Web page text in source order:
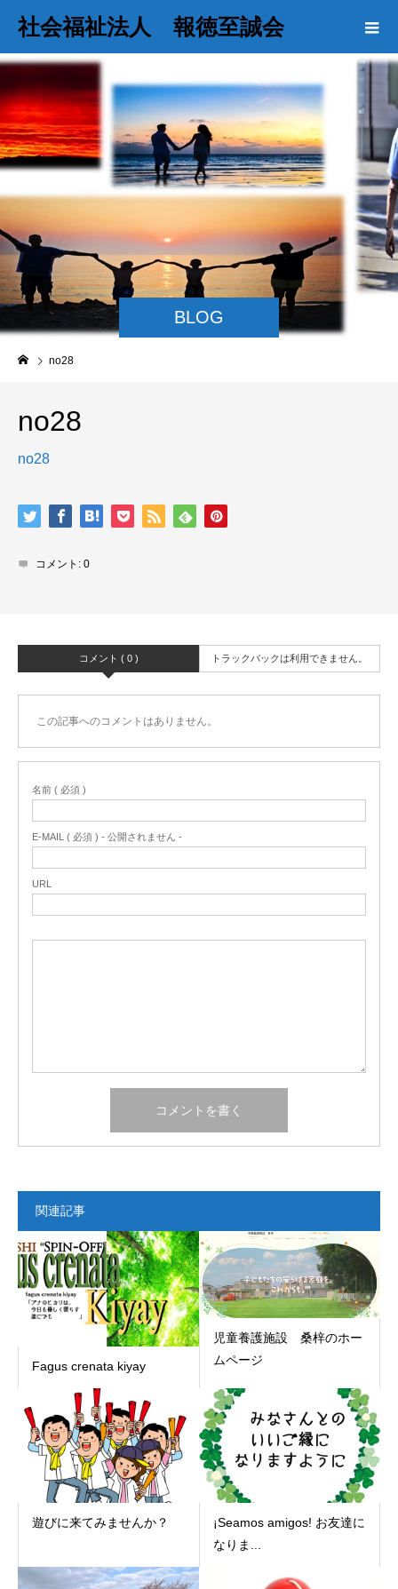
社会福祉法人 報徳至誠会
BLOG
no28
no28
no28
コメント: 0
コメント ( 0 ) トラックバックは利用できません。
この記事へのコメントはありません。
名前 ( 必須 )
E-MAIL ( 必須 ) - 公開されません -
URL
関連記事
Fagus crenata kiyay
児童養護施設 桑梓のホー
ムページ
遊びに来てみませんか？
¡Seamos amigos! お友達に
なりま...